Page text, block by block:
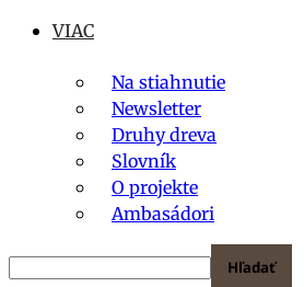
VIAC
Na stiahnutie
Newsletter
Druhy dreva
Slovník
O projekte
Ambasádori